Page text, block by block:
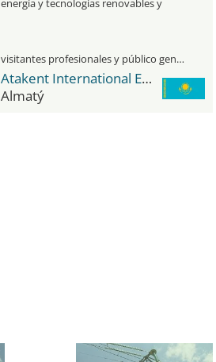
energía y tecnologías renovables y
alternativas
visitantes profesionales y público general
Atakent International Exhibition Centre
Almatý